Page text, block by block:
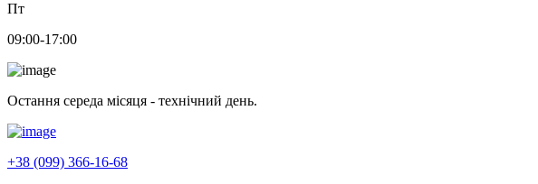
Пт
09:00-17:00
Остання середа місяця - технічний день.
+38 (099) 366-16-68